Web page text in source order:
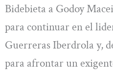
Bidebieta a Godoy
para continuar en el
Guerreras Iberdrola y,
para afrontar un